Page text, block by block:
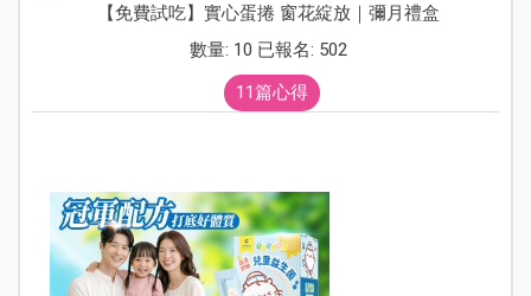
【免費試吃】實心蛋捲 窗花綻放｜彌月禮盒
數量: 10 已報名: 502
11篇心得